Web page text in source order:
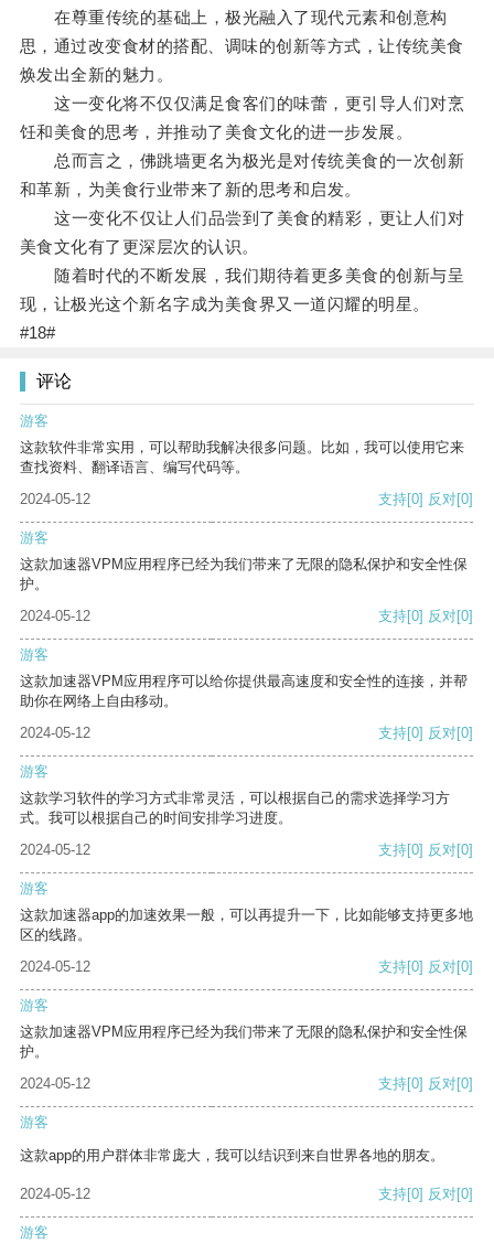
在尊重传统的基础上，极光融入了现代元素和创意构
思，通过改变食材的搭配、调味的创新等方式，让传统美食
焕发出全新的魅力。
这一变化将不仅仅满足食客们的味蕾，更引导人们对烹
饪和美食的思考，并推动了美食文化的进一步发展。
总而言之，佛跳墙更名为极光是对传统美食的一次创新
和革新，为美食行业带来了新的思考和启发。
这一变化不仅让人们品尝到了美食的精彩，更让人们对
美食文化有了更深层次的认识。
随着时代的不断发展，我们期待着更多美食的创新与呈
现，让极光这个新名字成为美食界又一道闪耀的明星。
#18#
评论
游客
这款软件非常实用，可以帮助我解决很多问题。比如，我可以使用它来
查找资料、翻译语言、编写代码等。
2024-05-12
支持[0] 反对[0]
游客
这款加速器VPM应用程序已经为我们带来了无限的隐私保护和安全性保
护。
2024-05-12
支持[0] 反对[0]
游客
这款加速器VPM应用程序可以给你提供最高速度和安全性的连接，并帮
助你在网络上自由移动。
2024-05-12
支持[0] 反对[0]
游客
这款学习软件的学习方式非常灵活，可以根据自己的需求选择学习方
式。我可以根据自己的时间安排学习进度。
2024-05-12
支持[0] 反对[0]
游客
这款加速器app的加速效果一般，可以再提升一下，比如能够支持更多地
区的线路。
2024-05-12
支持[0] 反对[0]
游客
这款加速器VPM应用程序已经为我们带来了无限的隐私保护和安全性保
护。
2024-05-12
支持[0] 反对[0]
游客
这款app的用户群体非常庞大，我可以结识到来自世界各地的朋友。
2024-05-12 支持[0] 反对[0]
游客